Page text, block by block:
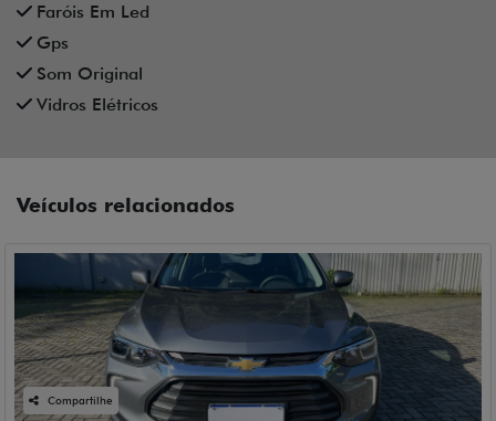
Faróis Em Led
Gps
Som Original
Vidros Elétricos
Veículos relacionados
Compartilhe